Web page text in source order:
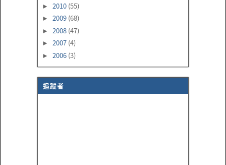
► 2010 (55)
► 2009 (68)
► 2008 (47)
► 2007 (4)
► 2006 (3)
追蹤者